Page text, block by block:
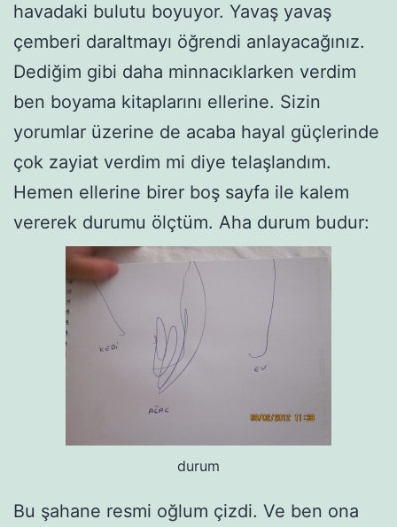
havadaki bulutu boyuyor. Yavaş yavaş
çemberi daraltmayı öğrendi anlayacağınız.
Dediğim gibi daha minnacıklarken verdim
ben boyama kitaplarını ellerine. Sizin
yorumlar üzerine de acaba hayal güçlerinde
çok zayiat verdim mi diye telaşlandım.
Hemen ellerine birer boş sayfa ile kalem
vererek durumu ölçtüm. Aha durum budur:
durum
Bu şahane resmi oğlum çizdi. Ve ben ona